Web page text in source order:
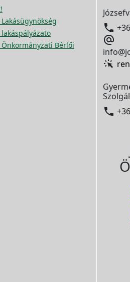
lakáspályázato
Önkormányzati Bérlői


